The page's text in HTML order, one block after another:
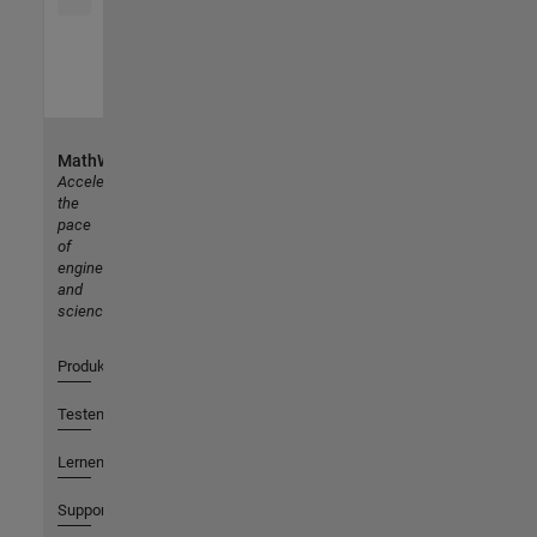
MathWorks
Accelerating
the
pace
of
engineering
and
science
Produkte
Testen oder Kaufen
Lernen
Support